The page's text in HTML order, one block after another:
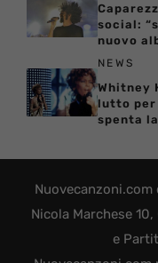
social:
nuovo
NEWS
Whitney
lutto per
spenta
Nuovecanzoni.com
Nicola Marchese
e